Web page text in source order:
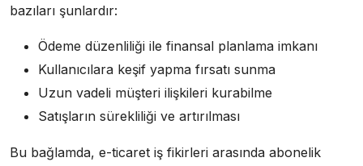
bazıları şunlardır:
Ödeme düzenliliği ile finansal planlama imkanı
Kullanıcılara keşif yapma fırsatı sunma
Uzun vadeli müşteri ilişkileri kurabilme
Satışların sürekliliği ve artırılması
Bu bağlamda, e-ticaret iş fikirleri arasında abonelik